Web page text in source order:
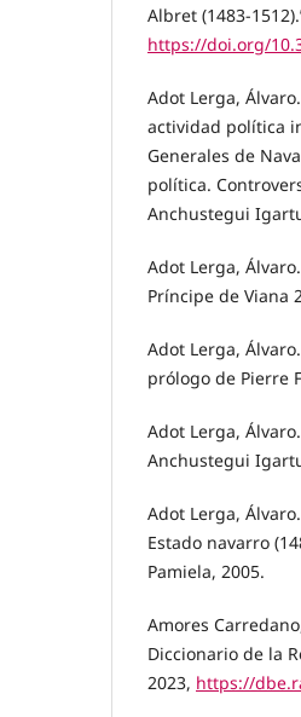
Albret (1483-
https://doi.org/
Adot Lerga,
actividad política
Generales de
política.
Anchustegui
Adot Lerga,
Príncipe de Viana
Adot Lerga,
prólogo de Pierre
Adot Lerga,
Anchustegui
Adot Lerga,
Estado navarro
Pamiela, 2005.
Amores
Diccionario de la
2023, https://